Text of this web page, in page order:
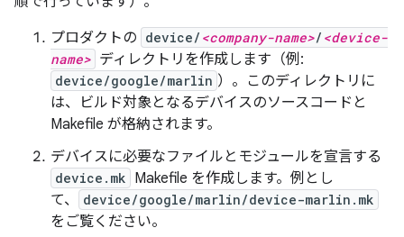
プロダクトの device/ <company-name>/ <device-
name> ディレクトリを作成します（例:
device/google/marlin ）。このディレクトリに
は、ビルド対象となるデバイスのソースコードと
Makefile が格納されます。
デバイスに必要なファイルとモジュールを宣言する
device.mk Makefile を作成します。例とし
て、
device/google/marlin/device-marlin.mk
をご覧ください。